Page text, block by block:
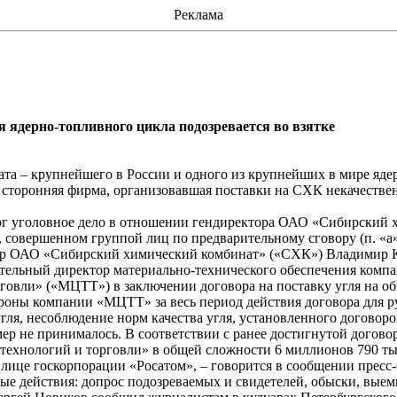
Реклама
топливного цикла подозревается во взятке
– крупнейшего в России и одного из крупнейших в мире
фирма, организовавшая поставки на СХК
уголовное дело в отношении гендиректора ОАО
совершенном группой лиц по предварительному сговору (п.
ОАО «Сибирский химический комбинат» («СХК») Владимир
директор материально-технического обеспечения
(«МЦТТ») в заключении договора на поставку угля на
компании «МЦТТ» за весь период действия договора для
несоблюдение норм качества угля, установленного
принималось. В соответствии с ранее достигнутой
и торговли» в общей сложности 6 миллионов 790
госкорпорации «Росатом», – говорится в сообщении
действия: допрос подозреваемых и свидетелей, обыски,